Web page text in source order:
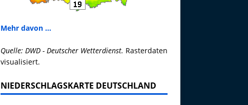
Mehr davon ...
Quelle: DWD - Deutscher Wetterdienst. Rasterdaten
visualisiert.
NIEDERSCHLAGSKARTE DEUTSCHLAND